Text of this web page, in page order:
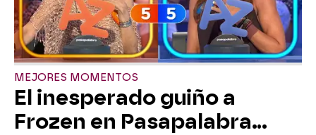
MEJORES MOMENTOS
El inesperado guiño a
Frozen en Pasapalabra…